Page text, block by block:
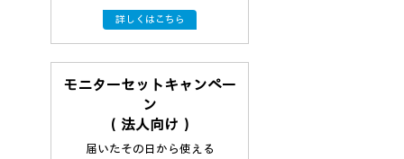
詳しくはこちら
モニターセットキャンペー
ン
（法人向け）
届いたその日から使える